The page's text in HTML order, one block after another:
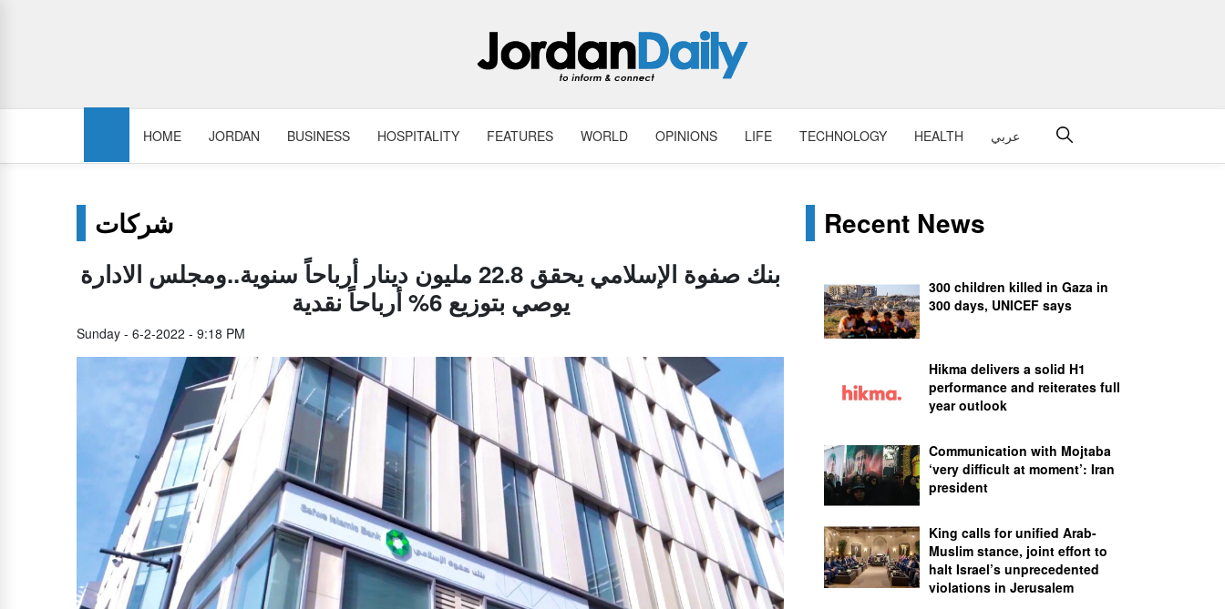
HOME JORDAN BUSINESS HOSPITALITY FEATURES WORLD OPINIONS LIFE TECHNOLOGY HEALTH عربي
شركات
بنك صفوة الإسلامي يحقق 22.8 مليون دينار أرباحاً سنوية..ومجلس الادارة
يوصي بتوزيع 6% أرباحاً نقدية
Sunday - 6-2-2022 - 9:18 PM
Recent News
300 children killed in Gaza in
300 days, UNICEF says
Hikma delivers a solid H1
performance and reiterates full
year outlook
Communication with Mojtaba
‘very difficult at moment’: Iran
president
King calls for unified Arab-
Muslim stance, joint effort to
halt Israel’s unprecedented
violations in Jerusalem